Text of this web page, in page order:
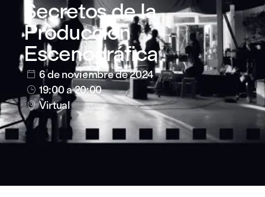
Secretos de la
Producción
Escenográfica
 6 de noviembre de 2024
 19:00a 20:00
 Virtual